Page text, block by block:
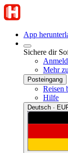
App
Sichere dir
Mehr
Posteingang
Reisen
Hilfe
Deutsch ·